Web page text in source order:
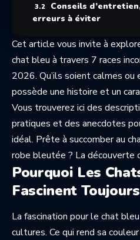
Conseils
erreurs à éviter
Cet article vous invite à
chat bleu à travers 7 races
2026. Qu’ils soient calmes ou
possède une histoire et un
Vous trouverez ici des
pratiques et des anecdotes
idéal. Prête à succomber au
robe bleutée ? La découverte
Pourquoi Les
Fascinent
La fascination pour le chat
cultures. Ce qui rend sa